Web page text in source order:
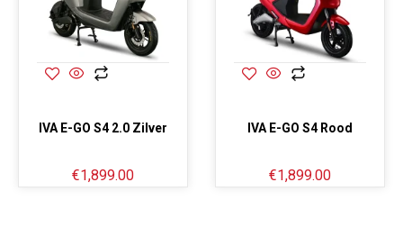
IVA E-GO S4 2.0 Zilver
€1,899.00
IVA E-GO S4 Rood
€1,899.00